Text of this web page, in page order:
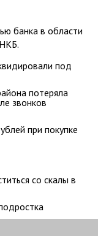
банка в области
под
потеряла
звонков
при покупке
со скалы в